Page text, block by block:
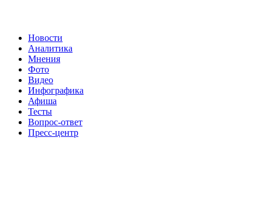
Новости
Аналитика
Мнения
Фото
Видео
Инфографика
Афиша
Тесты
Вопрос-ответ
Пресс-центр